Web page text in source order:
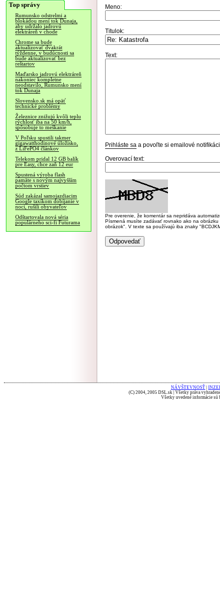
Top správy
Rumunsko odstrelmi a
blokádou mení tok Dunaja,
aby udržalo jadrovú
elektráreň v chode
Chrome sa bude
aktualizovať dvakrát
týždenne, v budúcnosti sa
bude aktualizovať bez
reštartov
Maďarsko jadrovú elektráreň
nakoniec kompletne
neodstavilo, Rumunsko mení
tok Dunaja
Slovensko.sk má opäť
technické problémy
Železnice znižujú kvôli teplu
rýchlosť iba na 50 km/h,
spôsobuje to meškanie
V Poľsku spustili takmer
gigawatthodinové úložisko,
z LiFePO4 článkov
Telekom pridal 12 GB balík
pre Easy, chce zaň 12 eur
Spustená výroba flash
pamäte s novým najvyšším
počtom vrstiev
Súd zakázal samojazdiacim
Google taxíkom dobíjanie v
noci, rušili obyvateľov
Odštartovala nová séria
populárneho sci-fi Futurama
Meno:
Titulok:
Text:
Prihláste sa a povoľte si emailové
Overovací text:
Pre overenie, že komentár sa nepridáva
Písmená musíte zadávať rovnako ako na
obrázok". V texte sa používajú iba znaky
NÁVŠTEVNOSŤ
(C) 2004, 2005 DSL.sk | Všetky práva
Všetky uvedené informácie sú